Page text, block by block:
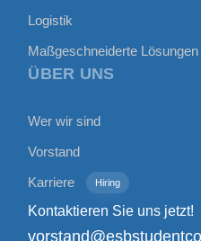
Logistik
Maßgeschneiderte Lösungen
ÜBER UNS
Wer wir sind
Vorstand
Karriere
Hiring
Kontaktieren Sie uns jetzt!